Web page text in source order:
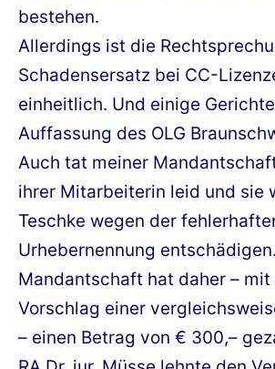
bestehen.
Allerdings ist die
Schadensersatz bei CC-
einheitlich. Und einige
Auffassung des OLG
Auch tat meiner
ihrer Mitarbeiterin leid und sie
Teschke wegen der
Urhebernennung
Mandantschaft hat daher – mit
Vorschlag einer
– einen Betrag von € 300,–